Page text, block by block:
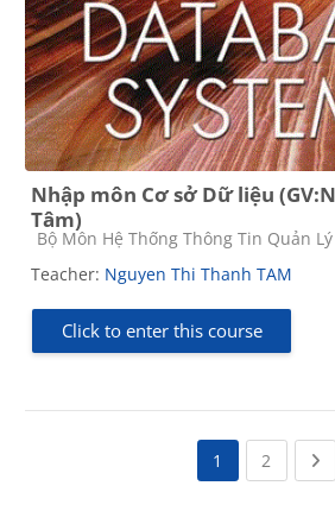
Nhập môn Cơ sở Dữ liệu
Tâm)
Course category
Bộ Môn Hệ Thống Thông Tin Quản Lý
Teacher: Nguyen Thi Thanh TAM
Click to enter this course
1 2 (current)